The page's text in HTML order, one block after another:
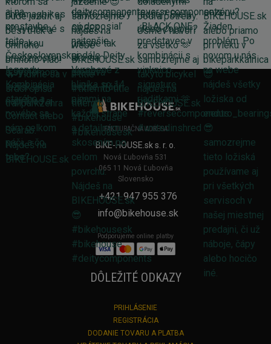
FAKTURAČNÁ ADRESA
BIKE-HOUSE.sk s. r. o.
Nová Ľubovňa 531
065 11 Nová Ľubovňa
Slovensko
+421 947 955 376
info@bikehouse.sk
Podporujeme online platby
DÔLEŽITÉ ODKAZY
PRIHLÁSENIE
REGISTRÁCIA
DODANIE TOVARU A PLATBA